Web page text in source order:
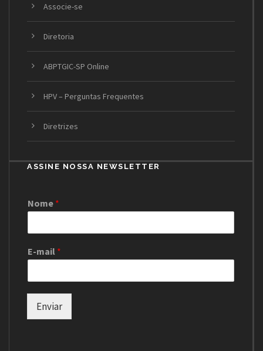
Associe-se
Diretoria
ABPTGIC-SP Online
HPV – Perguntas Frequentes
Diretrizes
ASSINE NOSSA NEWSLETTER
Nome *
E-mail *
Enviar